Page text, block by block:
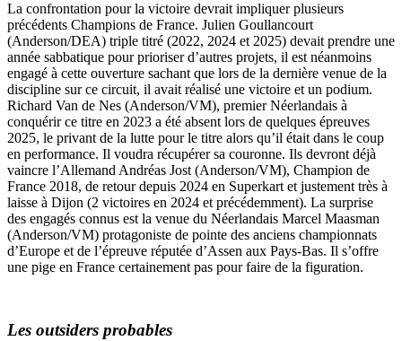
La confrontation pour la victoire devrait impliquer plusieurs
précédents Champions de France. Julien Goullancourt
(Anderson/DEA) triple titré (2022, 2024 et 2025) devait prendre une
année sabbatique pour prioriser d’autres projets, il est néanmoins
engagé à cette ouverture sachant que lors de la dernière venue de la
discipline sur ce circuit, il avait réalisé une victoire et un podium.
Richard Van de Nes (Anderson/VM), premier Néerlandais à
conquérir ce titre en 2023 a été absent lors de quelques épreuves
2025, le privant de la lutte pour le titre alors qu’il était dans le coup
en performance. Il voudra récupérer sa couronne. Ils devront déjà
vaincre l’Allemand Andréas Jost (Anderson/VM), Champion de
France 2018, de retour depuis 2024 en Superkart et justement très à
laisse à Dijon (2 victoires en 2024 et précédemment). La surprise
des engagés connus est la venue du Néerlandais Marcel Maasman
(Anderson/VM) protagoniste de pointe des anciens championnats
d’Europe et de l’épreuve réputée d’Assen aux Pays-Bas. Il s’offre
une pige en France certainement pas pour faire de la figuration.
Les outsiders probables